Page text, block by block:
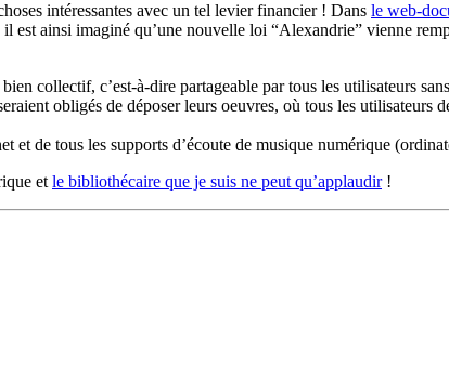
intéressantes avec un tel levier financier ! Dans le web-
est ainsi imaginé qu’une nouvelle loi “Alexandrie” vienne
collectif, c’est-à-dire partageable par tous les utilisateurs
obligés de déposer leurs oeuvres, où tous les utilisateurs
de tous les supports d’écoute de musique numérique
et le bibliothécaire que je suis ne peut qu’applaudir!